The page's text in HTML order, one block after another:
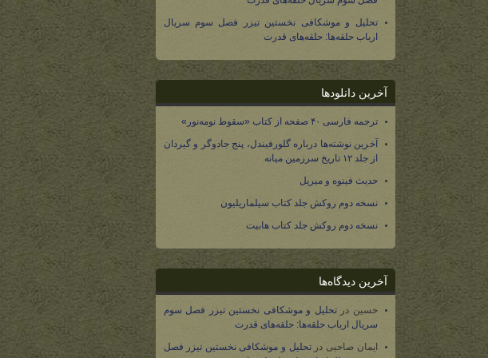
تحلیل و موشکافی نخستین تیزر فصل سوم سریال
ارباب حلقه‌ها: حلقه‌های قدرت
آخرین دانلودها
ترجمه فارسی ۴۰ صفحه از کتاب «سقوط نومه‌نور»
آخرین نوشته‌ها درباره گلورفیندل، پنج جادوگر و گیردان
از جلد ۱۲ تاریخ سرزمین میانه
حدیث فینوه و میریل
نسخه دوم روکش جلد کتاب سیلماریلیون
نسخه دوم روکش جلد کتاب هابیت
آخرین دیدگاه‌ها
حسین درتحلیل و موشکافی نخستین تیزر فصل سوم
سریال ارباب حلقه‌ها: حلقه‌های قدرت
ایمان صاحبی درتحلیل و موشکافی نخستین تیزر فصل